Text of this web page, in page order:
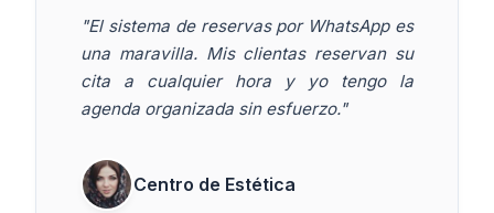
"El sistema de reservas por WhatsApp es
una maravilla. Mis clientas reservan su
cita a cualquier hora y yo tengo la
agenda organizada sin esfuerzo."
Centro de Estética